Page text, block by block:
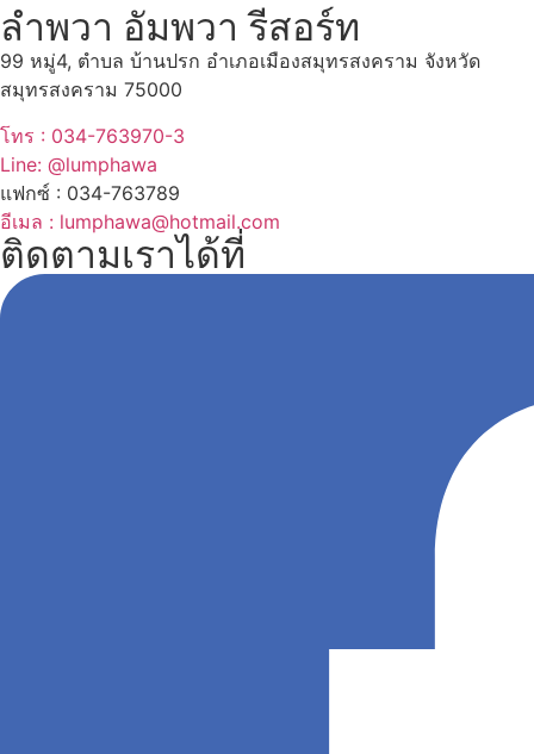
ลำพวา อัมพวา รีสอร์ท
99 หมู่4, ตำบล บ้านปรก อำเภอเมืองสมุทรสงคราม จังหวัด
สมุทรสงคราม 75000
โทร : 034-763970-3
Line: @lumphawa
แฟกซ์ : 034-763789
อีเมล : lumphawa@hotmail.com
ติดตามเราได้ที่